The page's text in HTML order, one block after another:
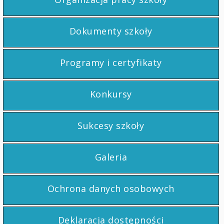
Dokumenty szkoły
Programy i certyfikaty
Konkursy
Sukcesy szkoły
Galeria
Ochrona danych osobowych
Deklaracja dostępności